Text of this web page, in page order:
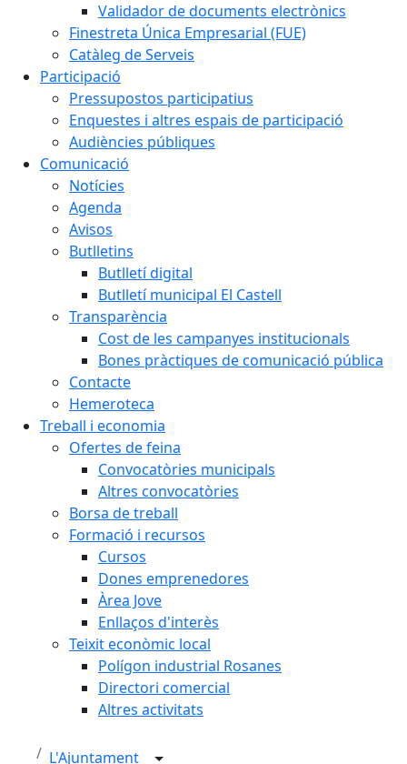
Validador de documents electrònics
Finestreta Única Empresarial (FUE)
Catàleg de Serveis
Participació
Pressupostos participatius
Enquestes i altres espais de participació
Audiències públiques
Comunicació
Notícies
Agenda
Avisos
Butlletins
Butlletí digital
Butlletí municipal El Castell
Transparència
Cost de les campanyes institucionals
Bones pràctiques de comunicació pública
Contacte
Hemeroteca
Treball i economia
Ofertes de feina
Convocatòries municipals
Altres convocatòries
Borsa de treball
Formació i recursos
Cursos
Dones emprenedores
Àrea Jove
Enllaços d'interès
Teixit econòmic local
Polígon industrial Rosanes
Directori comercial
Altres activitats
L'Ajuntament